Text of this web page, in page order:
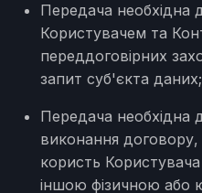
Передача необхідна
Користувачем та
переддоговірних
запит суб'єкта даних;
Передача необхідна
виконання
користь
іншою фізичною